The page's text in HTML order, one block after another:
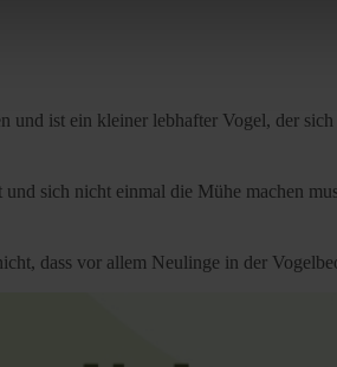
ist ein kleiner lebhafter Vogel, der
sich nicht einmal die Mühe machen
dass vor allem Neulinge in der